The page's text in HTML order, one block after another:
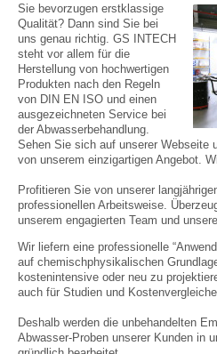
Sie bevorzugen erstklassige
Qualität? Dann sind Sie bei
uns genau richtig. GS INTECH
steht vor allem für die
Herstellung von hochwertigen
Produkten nach den Regeln
von DIN EN ISO und einen
ausgezeichneten Service bei
der Abwasserbehandlung .
Sehen Sie sich auf unserer Webseite
von unserem einzigartigen Angebot.
Profitieren Sie von unserer
professionellen Arbeitsweise.
unserem engagierten Team und
Wir liefern eine professionelle
auf chemischphysikalischen
kostenintensive oder neu zu
auch für Studien und Kostenvergleiche.
Deshalb werden die unbehandelten
Abwasser-Proben unserer Kunden in